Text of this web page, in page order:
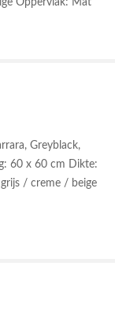
Oppervlak: Mat
Greyblack,
60 x 60 cm Dikte:
/ creme / beige